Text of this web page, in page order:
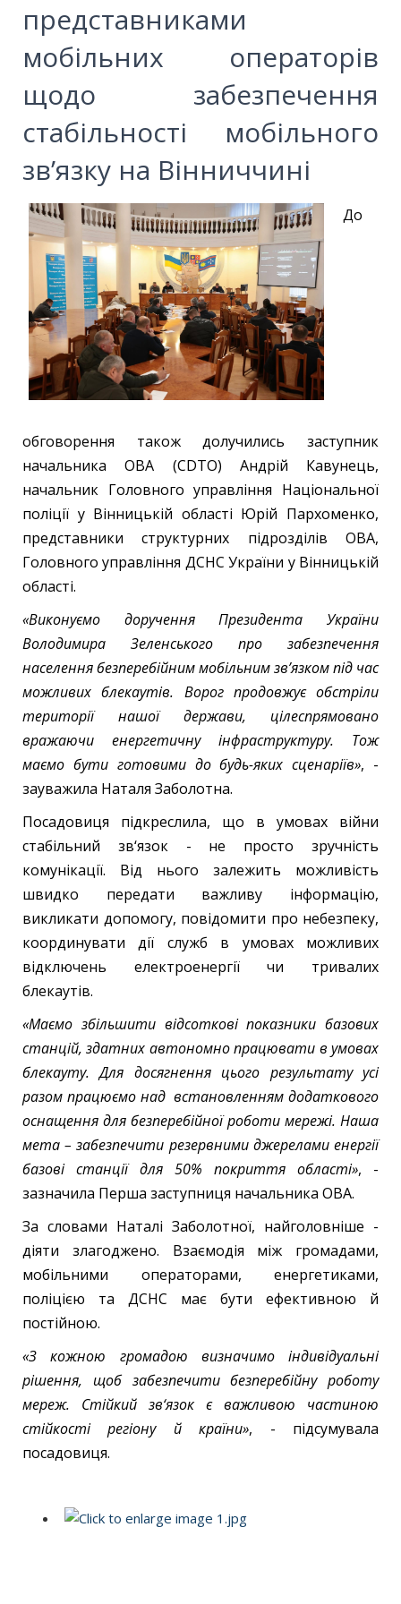
представниками
мобільних операторів
щодо забезпечення
стабільності мобільного
зв’язку на Вінниччині
До
обговорення також долучились заступник
начальника ОВА (CDTO) Андрій Кавунець,
начальник Головного управління Національної
поліції у Вінницькій області Юрій Пархоменко,
представники структурних підрозділів ОВА,
Головного управління ДСНС України у Вінницькій
області.
«Виконуємо доручення Президента України
Володимира Зеленського про забезпечення
населення безперебійним мобільним зв’язком під час
можливих блекаутів. Ворог продовжує обстріли
території нашої держави, цілеспрямовано
вражаючи енергетичну інфраструктуру. Тож
маємо бути готовими до будь-яких сценаріїв», -
зауважила Наталя Заболотна.
Посадовиця підкреслила, що в умовах війни
стабільний зв‘язок - не просто зручність
комунікації. Від нього залежить можливість
швидко передати важливу інформацію,
викликати допомогу, повідомити про небезпеку,
координувати дії служб в умовах можливих
відключень електроенергії чи тривалих
блекаутів.
«Маємо збільшити відсоткові показники базових
станцій, здатних автономно працювати в умовах
блекауту. Для досягнення цього результату усі
разом працюємо над встановленням додаткового
оснащення для безперебійної роботи мережі. Наша
мета – забезпечити резервними джерелами енергії
базові станції для 50% покриття області», -
зазначила Перша заступниця начальника ОВА.
За словами Наталі Заболотної, найголовніше -
діяти злагоджено. Взаємодія між громадами,
мобільними операторами, енергетиками,
поліцією та ДСНС має бути ефективною й
постійною.
«З кожною громадою визначимо індивідуальні
рішення, щоб забезпечити безперебійну роботу
мереж. Стійкий зв‘язок є важливою частиною
стійкості регіону й країни», - підсумувала
посадовиця.